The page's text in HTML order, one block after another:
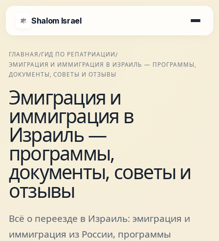
Shalom Israel
Блог
Афиша
Новости
Специалисты
Города
FAQ
ГЛАВНАЯ/ГИД ПО РЕПАТРИАЦИИ/
ЭМИГРАЦИЯ И ИММИГРАЦИЯ В ИЗРАИЛЬ — ПРОГРАММЫ,
ДОКУМЕНТЫ, СОВЕТЫ И ОТЗЫВЫ
Эмиграция и
иммиграция в
Израиль —
программы,
документы, советы и
отзывы
Всё о переезде в Израиль: эмиграция и
иммиграция из России, программы